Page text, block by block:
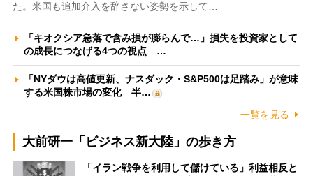
た。米国も追加介入を辞さない姿勢を示して…
「キオクシア急落で含み損が膨らんで…」損失を投資家として
の成長につなげる4つの視点 …
「NYダウは高値更新、ナスダック・S&P500は足踏み」が意味
する米国株市場の変化 半…
一覧を見る
大前研一「ビジネス新大陸」の歩き方
「イラン戦争を利用して儲けている」利益相反と